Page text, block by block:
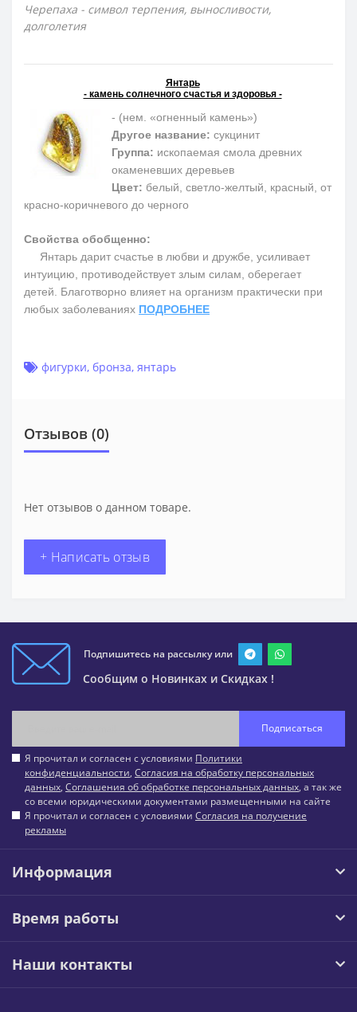
Черепаха - символ терпения, выносливости,
долголетия
Янтарь
- камень солнечного счастья и здоровья -
- (нем. «огненный камень»)
Другое название: сукцинит
Группа: ископаемая смола древних
окаменевших деревьев
Цвет: белый, светло-желтый, красный, от
красно-коричневого до черного
Свойства обобщенно:
Янтарь дарит счастье в любви и дружбе, усиливает
интуицию, противодействует злым силам, оберегает
детей. Благотворно влияет на организм практически при
любых заболеваниях ПОДРОБНЕЕ
фигурки, бронза, янтарь
Отзывов (0)
Нет отзывов о данном товаре.
+ Написать отзыв
Подпишитесь на рассылку или
Сообщим о Новинках и Скидках !
Подписаться
Я прочитал и согласен с условиями Политики
конфиденциальности, Согласия на обработку персональных
данных, Соглашения об обработке персональных данных, а так же
со всеми юридическими документами размещенными на сайте
Я прочитал и согласен с условиями Согласия на получение
рекламы
Информация
Время работы
Наши контакты